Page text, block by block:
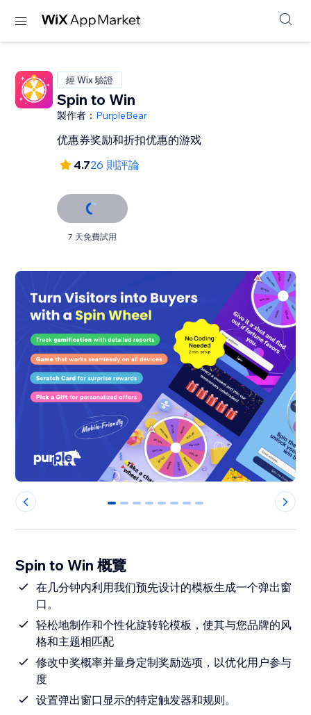
經 Wix 驗證
Spin to Win
製作者： PurpleBear
优惠券奖励和折扣优惠的游戏
4.726 則評論
7 天免費試用
0 1 2 3 4 5 6 7
Spin to Win 概覽
在几分钟内利用我们预先设计的模板生成一个弹出窗
口。
轻松地制作和个性化旋转轮模板，使其与您品牌的风
格和主题相匹配
修改中奖概率并量身定制奖励选项，以优化用户参与
度
设置弹出窗口显示的特定触发器和规则。